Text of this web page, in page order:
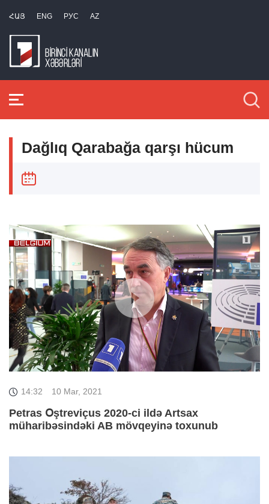
ՀԱՅ ENG РУС AZ
Dağlıq Qarabağa qarşı hücum
14:32 10 Mar, 2021
Petras Օştreviçus 2020-ci ildə Artsax
müharibəsindəki AB mövqeyinə toxunub